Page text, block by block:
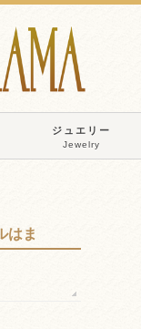
ジュエリー
Jewelry
はま